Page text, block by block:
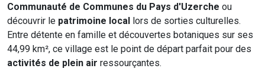
Communauté de Communes du Pays d'Uzerche ou
découvrir le patrimoine local lors de sorties culturelles.
Entre détente en famille et découvertes botaniques sur ses
44,99 km², ce village est le point de départ parfait pour des
activités de plein air ressourçantes.